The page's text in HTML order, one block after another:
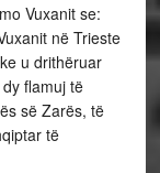
Vuxanit se:
në Trieste
u drithëruar
flamuj të
së Zarës, të
të